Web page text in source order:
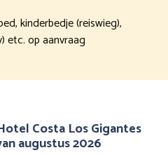
kinderbedje (reiswieg),
etc. op aanvraag
Costa Los Gigantes
augustus 2026